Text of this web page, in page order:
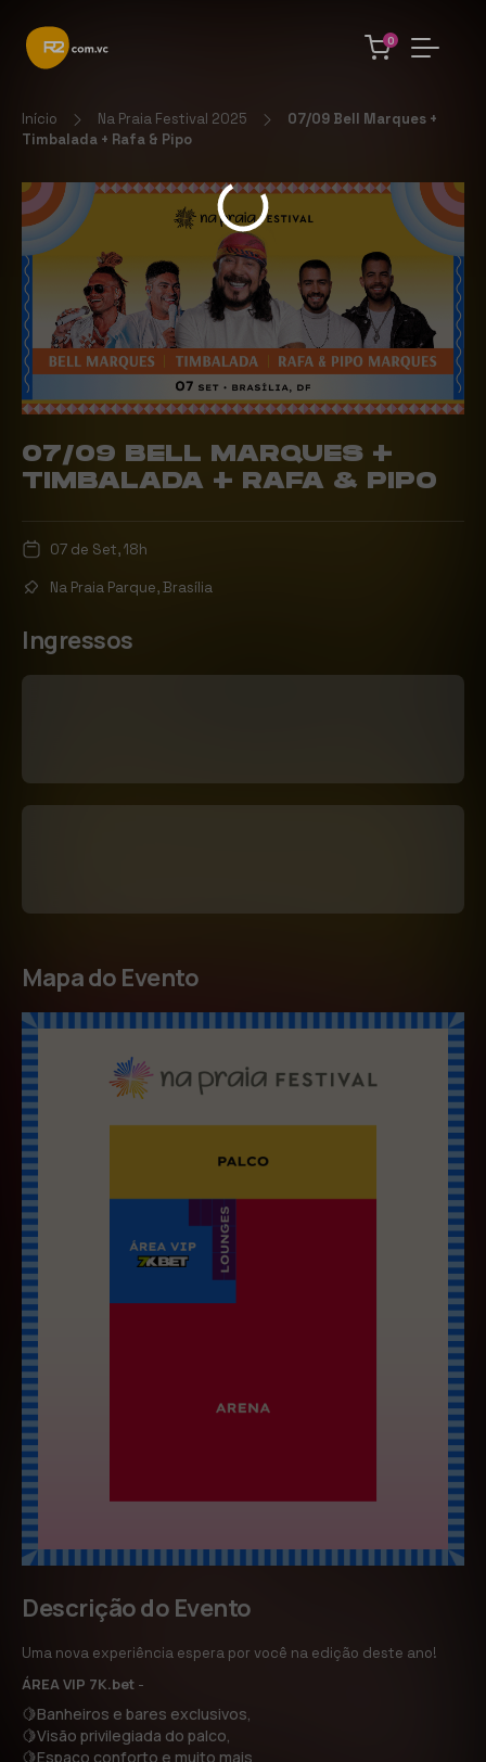
0
Início Na Praia Festival 2025
07/09 Bell Marques +
Timbalada + Rafa & Pipo
07/09 BELL MARQUES +
TIMBALADA + RAFA & PIPO
07 de Set, 18h
Na Praia Parque, Brasília
Ingressos
Mapa do Evento
Descrição do Evento
Uma nova experiência espera por você na edição deste ano!
ÁREA VIP 7K.bet -
🍋Banheiros e bares exclusivos,
🍋Visão privilegiada do palco,
🍋Espaço conforto e muito mais